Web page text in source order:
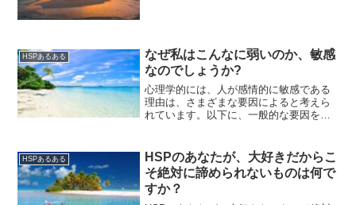
HSPあるある
なぜ私はこんなに弱いのか、敏感
なのでしょうか?
心理学的には、人が感情的に敏感である
理由は、さまざまな要因によると考えら
れています。以下に、一般的な要因をい
と、同じような状況や出来事に対して、
過剰に反応してしまうこと...
HSPあるある
HSPのあなたが、大好きだからこ
そ絶対に諦められないものは何で
すか？